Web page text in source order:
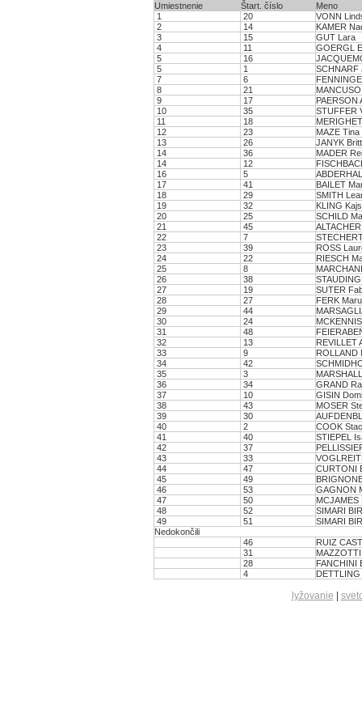
Umiestnenie Štart. číslo
Meno
1
20
VONN
2
14
KAMER
3
15
GUT Lara
4
11
GOERGL
5
16
5
1
SCHNARF
7
6
8
21
9
17
PAERSON
10
35
STUFFER
11
18
12
23
MAZE Tina
13
26
JANYK Britt
14
36
MADER
14
12
16
5
17
41
BAILET
18
29
SMITH
19
32
KLING
20
25
SCHILD
21
45
22
7
23
39
ROSS
24
22
RIESCH
25
8
26
38
27
19
SUTER
28
27
FERK
29
44
30
24
31
48
32
13
REVILLET
33
9
ROLLAND
34
42
35
3
36
34
GRAND
37
10
GISIN
38
43
MOSER
39
30
40
2
COOK
41
40
STIEPEL
42
37
43
33
44
47
CURTONI
45
49
46
53
GAGNON
47
50
MCJAMES
48
52
SIMARI
49
51
SIMARI
Nedokončili
46
RUIZ
31
28
FANCHINI
4
DETTLING
lyžovanie